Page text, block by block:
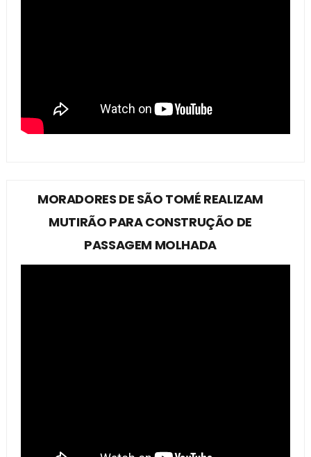
MORADORES DE SÃO TOMÉ REALIZAM
MUTIRÃO PARA CONSTRUÇÃO DE
PASSAGEM MOLHADA